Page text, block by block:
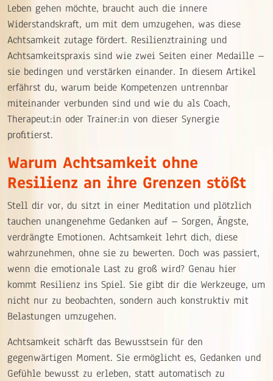
Leben gehen möchte, braucht auch die innere
Widerstandskraft, um mit dem umzugehen, was diese
Achtsamkeit zutage fördert. Resilienztraining und
Achtsamkeitspraxis sind wie zwei Seiten einer Medaille –
sie bedingen und verstärken einander. In diesem Artikel
erfährst du, warum beide Kompetenzen untrennbar
miteinander verbunden sind und wie du als Coach,
Therapeut:in oder Trainer:in von dieser Synergie
profitierst.
Warum Achtsamkeit ohne
Resilienz an ihre Grenzen stößt
Stell dir vor, du sitzt in einer Meditation und plötzlich
tauchen unangenehme Gedanken auf – Sorgen, Ängste,
verdrängte Emotionen. Achtsamkeit lehrt dich, diese
wahrzunehmen, ohne sie zu bewerten. Doch was passiert,
wenn die emotionale Last zu groß wird? Genau hier
kommt Resilienz ins Spiel. Sie gibt dir die Werkzeuge, um
nicht nur zu beobachten, sondern auch konstruktiv mit
Belastungen umzugehen.
Achtsamkeit schärft das Bewusstsein für den
gegenwärtigen Moment. Sie ermöglicht es, Gedanken und
Gefühle bewusst zu erleben, statt automatisch zu